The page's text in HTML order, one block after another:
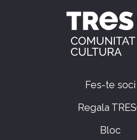
Fes-te soci
Regala
Bloc